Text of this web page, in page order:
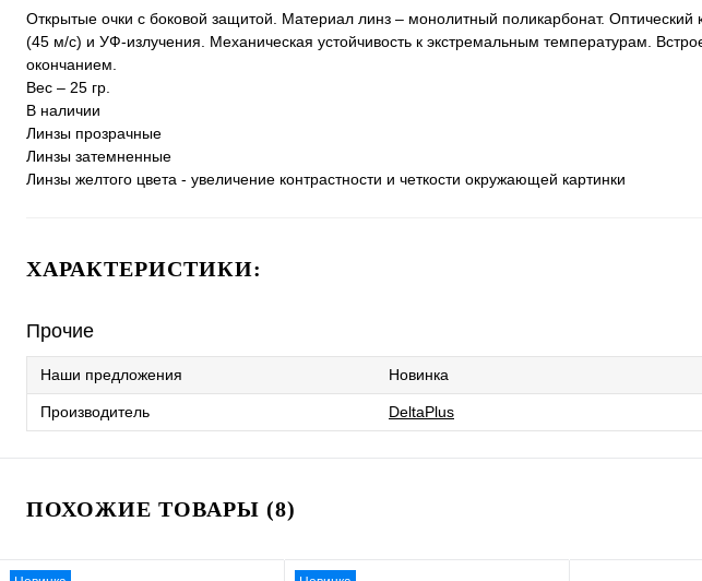
Открытые очки с боковой защитой. Материал линз – монолитный поликарбонат.
(45 м/с) и УФ-излучения. Механическая устойчивость к экстремальным температурам.
окончанием.
Вес – 25 гр.
В наличии
Линзы прозрачные
Линзы затемненные
Линзы желтого цвета - увеличение контрастности и четкости окружающей картинки
ХАРАКТЕРИСТИКИ:
Прочие
Наши предложения Новинка
Производитель DeltaPlus
ПОХОЖИЕ ТОВАРЫ (8)